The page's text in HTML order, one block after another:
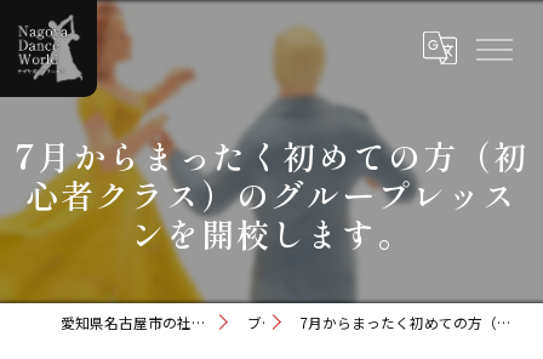
7月からまったく初めての方（初
心者クラス）のグループレッス
ンを開校します。
愛知県名古屋市の社交ダンスならナゴヤダンスワールド ブログ 7月からまったく初めての方（初心者クラス）のグループレッスンを開校します。